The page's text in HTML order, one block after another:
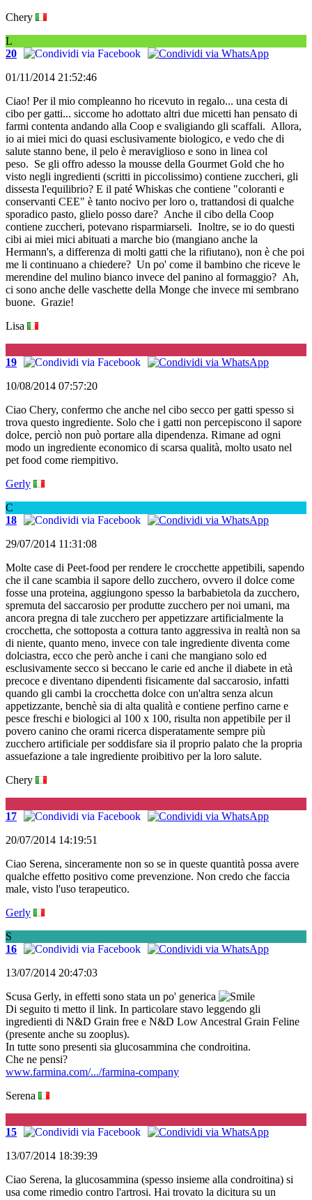
Chery
L
20
01/11/2014 21:52:46
Ciao! Per il mio compleanno ho ricevuto in regalo... una cesta di
cibo per gatti... siccome ho adottato altri due micetti han pensato di
farmi contenta andando alla Coop e svaligiando gli scaffali. Allora,
io ai miei mici do quasi esclusivamente biologico, e vedo che di
salute stanno bene, il pelo è meraviglioso e sono in linea col
peso. Se gli offro adesso la mousse della Gourmet Gold che ho
visto negli ingredienti (scritti in piccolissimo) contiene zuccheri, gli
dissesta l'equilibrio? E il paté Whiskas che contiene "coloranti e
conservanti CEE" è tanto nocivo per loro o, trattandosi di qualche
sporadico pasto, glielo posso dare? Anche il cibo della Coop
contiene zuccheri, potevano risparmiarseli. Inoltre, se io do questi
cibi ai miei mici abituati a marche bio (mangiano anche la
Hermann's, a differenza di molti gatti che la rifiutano), non è che poi
me li continuano a chiedere? Un po' come il bambino che riceve le
merendine del mulino bianco invece del panino al formaggio? Ah,
ci sono anche delle vaschette della Monge che invece mi sembrano
buone. Grazie!
Lisa
19
10/08/2014 07:57:20
Ciao Chery, confermo che anche nel cibo secco per gatti spesso si
trova questo ingrediente. Solo che i gatti non percepiscono il sapore
dolce, perciò non può portare alla dipendenza. Rimane ad ogni
modo un ingrediente economico di scarsa qualità, molto usato nel
pet food come riempitivo.
Gerly
C
18
29/07/2014 11:31:08
Molte case di Peet-food per rendere le crocchette appetibili, sapendo
che il cane scambia il sapore dello zucchero, ovvero il dolce come
fosse una proteina, aggiungono spesso la barbabietola da zucchero,
spremuta del saccarosio per produtte zucchero per noi umani, ma
ancora pregna di tale zucchero per appetizzare artificialmente la
crocchetta, che sottoposta a cottura tanto aggressiva in realtà non sa
di niente, quanto meno, invece con tale ingrediente diventa come
dolciastra, ecco che però anche i cani che mangiano solo ed
esclusivamente secco si beccano le carie ed anche il diabete in età
precoce e diventano dipendenti fisicamente dal saccarosio, infatti
quando gli cambi la crocchetta dolce con un'altra senza alcun
appetizzante, benchè sia di alta qualità e contiene perfino carne e
pesce freschi e biologici al 100 x 100, risulta non appetibile per il
povero canino che orami ricerca disperatamente sempre più
zucchero artificiale per soddisfare sia il proprio palato che la propria
assuefazione a tale ingrediente proibitivo per la loro salute.
Chery
17
20/07/2014 14:19:51
Ciao Serena, sinceramente non so se in queste quantità possa avere
qualche effetto positivo come prevenzione. Non credo che faccia
male, visto l'uso terapeutico.
Gerly
S
16
13/07/2014 20:47:03
Scusa Gerly, in effetti sono stata un po' generica
Di seguito ti metto il link. In particolare stavo leggendo gli
ingredienti di N&D Grain free e N&D Low Ancestral Grain Feline
(presente anche su zooplus).
In tutte sono presenti sia glucosammina che condroitina.
Che ne pensi?
www.farmina.com/.../farmina-company
Serena
15
13/07/2014 18:39:39
Ciao Serena, la glucosammina (spesso insieme alla condroitina) si
usa come rimedio contro l'artrosi. Hai trovato la dicitura su un